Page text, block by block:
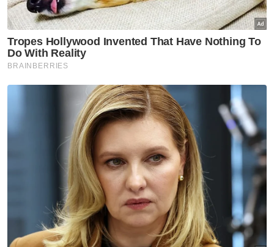
pelaksanaan Pensijilan Kesihatan Mental,
yang merangkumi penyediaan dasar
sokongan seperti waktu kerja fleksibel dan
perkhidmatan kaunseling. Selain itu,
dan meramalkan ancaman buli siber dan
penipuan dalam talian secara proaktif, serta
intervensi melalui media juga disarankan. -
Bernama
Muat turun aplikasi Sinar Harian.Klik di sini!
Harap bantu kajian selidik kami dan
dapatkan baucar tunai.
×
Apakah jantina anda?